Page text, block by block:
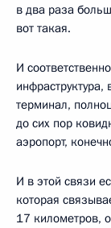
в два раза
вот такая.
И
терминал,
до сих пор
аэропорт,
И в этой связи
которая
17 километров,